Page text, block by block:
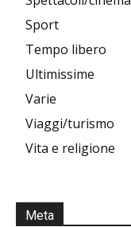
Sport
Tempo libero
Ultimissime
Varie
Viaggi/turismo
Vita e religione
Meta